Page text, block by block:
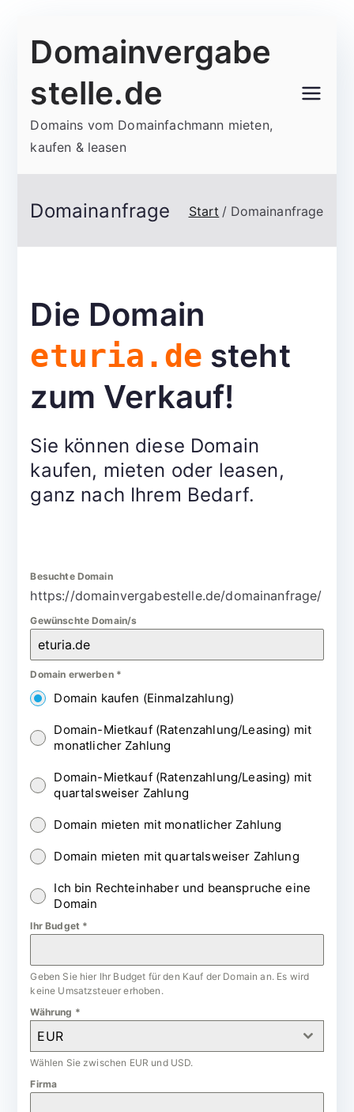
Inhalt
Domainvergabe
stelle.de
Domains vom Domainfachmann mieten,
kaufen & leasen
Domainanfrage Start Domainanfrage
Die Domain
eturia.de steht
zum Verkauf!
Sie können diese Domain
kaufen, mieten oder leasen,
ganz nach Ihrem Bedarf.
Besuchte Domain
https://domainvergabestelle.de/domainanfrage/
Gewünschte Domain/s
Domain erwerben *
Domain kaufen (Einmalzahlung)
Domain-Mietkauf (Ratenzahlung/Leasing) mit
monatlicher Zahlung
Domain-Mietkauf (Ratenzahlung/Leasing) mit
quartalsweiser Zahlung
Domain mieten mit monatlicher Zahlung
Domain mieten mit quartalsweiser Zahlung
Ich bin Rechteinhaber und beanspruche eine
Domain
Ihr Budget *
Geben Sie hier Ihr Budget für den Kauf der Domain an. Es wird
keine Umsatzsteuer erhoben.
Währung *
EUR
Wählen Sie zwischen EUR und USD.
Firma